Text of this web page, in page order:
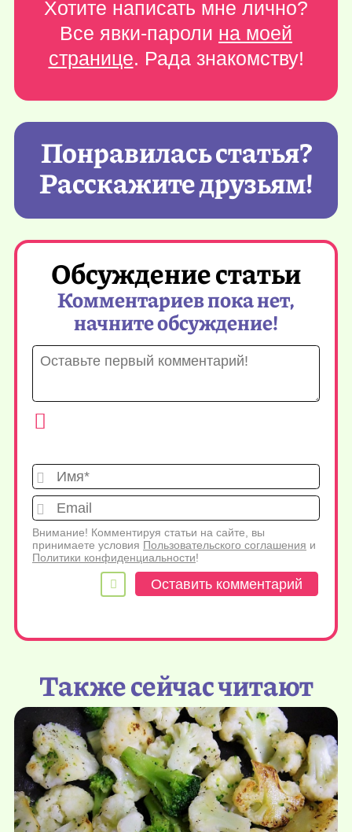
Хотите написать мне лично?
Все явки-пароли на моей
странице. Рада знакомству!
Понравилась статья?
Расскажите друзьям!
Обсуждение статьи
Комментариев пока нет,
начните обсуждение!
Имя*
Внимание! Комментируя статьи на сайте, вы
принимаете условия Пользовательского соглашения и
Политики конфиденциальности!
Также сейчас читают